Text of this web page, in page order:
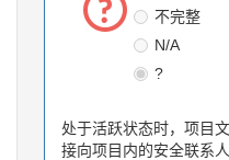
不完整
N/A
?
处于活跃状态时，项目
接向项目内的安全联系